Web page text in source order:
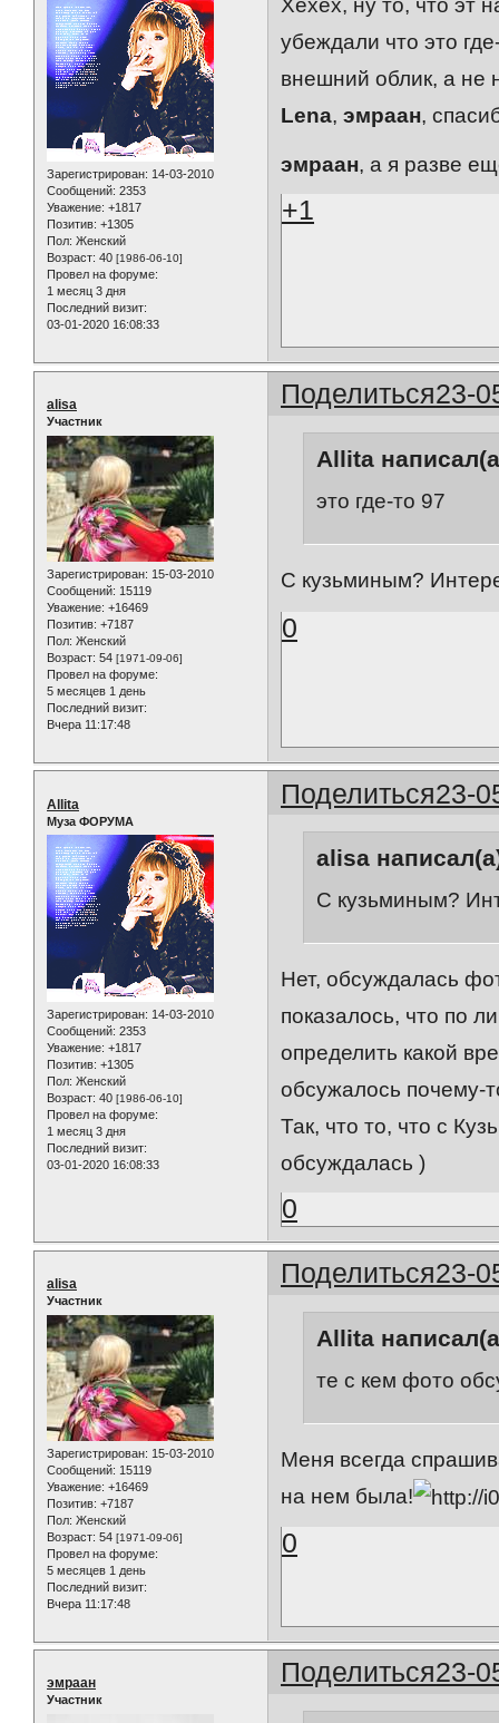
Зарегистрирован: 14-03-2010
Сообщений: 2353
Уважение: +1817
Позитив: +1305
Пол: Женский
Возраст: 40 [1986-06-10]
Провел на форуме:
1 месяц 3 дня
Последний визит:
03-01-2020 16:08:33
Хехех, ну то, что эт
убеждали что это
внешний облик, а не
Lena,эмраан,
эмраан, а я разве
+1
Поделиться23-
alisa
Участник
Зарегистрирован: 15-03-2010
Сообщений: 15119
Уважение: +16469
Позитив: +7187
Пол: Женский
Возраст: 54 [1971-09-06]
Провел на форуме:
5 месяцев 1 день
Последний визит:
Вчера 11:17:48
Allita
это где-то 97
С кузьминым?
0
Поделиться23-
Allita
Муза ФОРУМА
Зарегистрирован: 14-03-2010
Сообщений: 2353
Уважение: +1817
Позитив: +1305
Пол: Женский
Возраст: 40 [1986-06-10]
Провел на форуме:
1 месяц 3 дня
Последний визит:
03-01-2020 16:08:33
alisa
С кузьминым?
Нет, обсуждалась
показалось, что по
определить какой
обсужалось почему-
Так, что то, что с
обсуждалась )
0
Поделиться23-
alisa
Участник
Зарегистрирован: 15-03-2010
Сообщений: 15119
Уважение: +16469
Позитив: +7187
Пол: Женский
Возраст: 54 [1971-09-06]
Провел на форуме:
5 месяцев 1 день
Последний визит:
Вчера 11:17:48
Allita
те с кем фото
Меня всегда
на нем была!
0
Поделиться23-
эмраан
Участник